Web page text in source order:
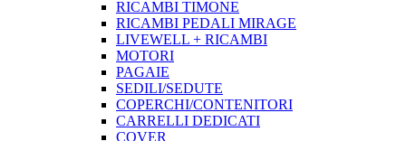
RICAMBI TIMONE
RICAMBI PEDALI MIRAGE
LIVEWELL + RICAMBI
MOTORI
PAGAIE
SEDILI/SEDUTE
COPERCHI/CONTENITORI
CARRELLI DEDICATI
COVER